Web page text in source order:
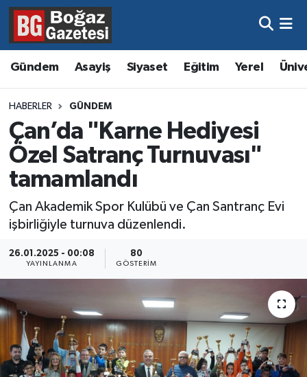
Gündem Asayiş Siyaset Eğitim Yerel
HABERLER GÜNDEM
Çan’da "Karne Hediyesi
Özel Satranç Turnuvası"
tamamlandı
Çan Akademik Spor Kulübü ve Çan Santranç Evi
işbirliğiyle turnuva düzenlendi.
26.01.2025 - 00:08
YAYINLANMA
80
GÖSTERIM
Asayiş
Eğitim
Ekonomi
Gündem
Magazin
Resmi İlanlar
Hava Durumu
Trafik Durumu
Süper Lig Puan Durumu ve Fikstür
Tüm Manşetler
Haber Arşivi